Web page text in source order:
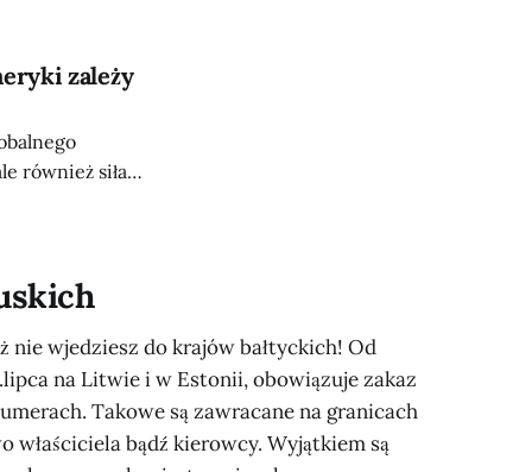
zależy
również siła
USA Lloyd
nie wjedziesz do krajów bałtyckich! Od
na Litwie i w Estonii, obowiązuje zakaz
Takowe są zawracane na granicach
właściciela bądź kierowcy. Wyjątkiem są